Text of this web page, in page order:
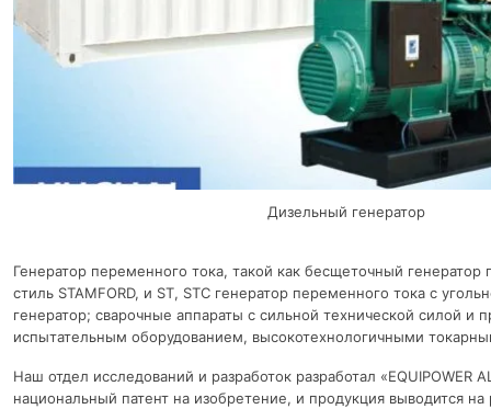
Дизельный генератор
Генератор переменного тока, такой как бесщеточный
стиль STAMFORD, и ST, STC генератор переменного тока с
генератор; сварочные аппараты с сильной технической силой и
испытательным оборудованием, высокотехнологичными
Наш отдел исследований и разработок разработал «EQUIPOWER
национальный патент на изобретение, и продукция выводится